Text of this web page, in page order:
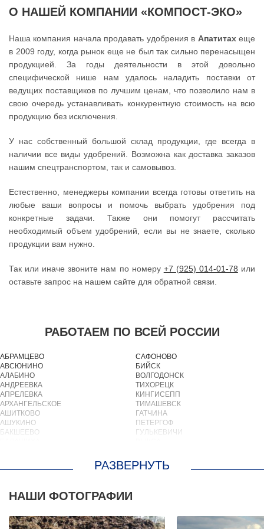
О НАШЕЙ КОМПАНИИ «КОМПОСТ-ЭКО»
Наша компания начала продавать удобрения в Апатитахеще
в 2009 году, когда рынок еще не был так сильно перенасыщен
продукцией. За годы деятельности в этой довольно
специфической нише нам удалось наладить поставки от
ведущих поставщиков по лучшим ценам, что позволило нам в
свою очередь устанавливать конкурентную стоимость на всю
продукцию без исключения.
У нас собственный большой склад продукции, где всегда в
наличии все виды удобрений. Возможна как доставка заказов
нашим спецтранспортом, так и самовывоз.
Естественно, менеджеры компании всегда готовы ответить на
любые ваши вопросы и помочь выбрать удобрения под
конкретные задачи. Также они помогут рассчитать
необходимый объем удобрений, если вы не знаете, сколько
продукции вам нужно.
Так или иначе звоните нам по номеру +7 (925) 014-01-78 или
оставьте запрос на нашем сайте для обратной связи.
РАБОТАЕМ ПО ВСЕЙ РОССИИ
АБРАМЦЕВО
АВСЮНИНО
АЛАБИНО
АНДРЕЕВКА
АПРЕЛЕВКА
АРХАНГЕЛЬСКОЕ
АШИТКОВО
АШУКИНО
БАКШЕЕВО
БЕЛООЗЕРСКИЙ
БОГОРОДСКОЕ
БОЛЬШИЕ ДВОРЫ
БОЛЬШОЕ БУНЬКОВО
САФОНОВО
БИЙСК
ВОЛГОДОНСК
ТИХОРЕЦК
КИНГИСЕПП
ТИМАШЕВСК
ГАТЧИНА
ПЕТЕРГОФ
ГУЛЬКЕВИЧИ
ВЫБОРГ
ТУАПСЕ
НАХОДКА
КОЛПИНО
НАШИ ФОТОГРАФИИ